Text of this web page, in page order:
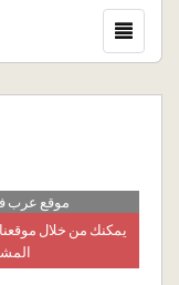
موقع عرب
يمكنك من خلال